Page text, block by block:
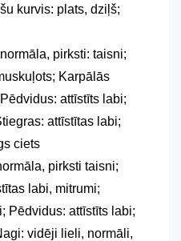
kurvis: plats, dziļš;
pirksti: taisni;
Karpālās
attīstīts labi;
attīstītas labi;
ciets
pirksti taisni;
labi, mitrumi;
Pēdvidus: attīstīts labi;
vidēji lieli, normāli,